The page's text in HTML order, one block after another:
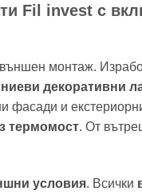
Fil invest с
монтаж.
декоративни
фасади и
термомост. От
условия. Всички